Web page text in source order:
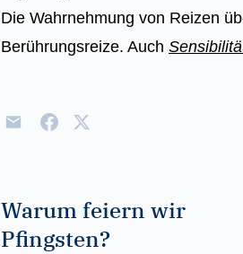
Die Wahrnehmung von Reizen
Berührungsreize. Auch
Warum feiern wir
Pfingsten?